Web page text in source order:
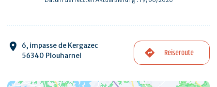
6, impasse de Kergazec
56340 Plouharnel
Reiseroute